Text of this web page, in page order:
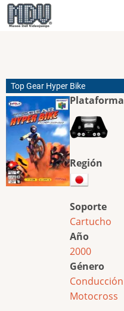
Pasar
al
Top Gear Hyper Bike
Plataforma
Región
Soporte
Cartucho
Año
2000
Género
Conducción
Motocross